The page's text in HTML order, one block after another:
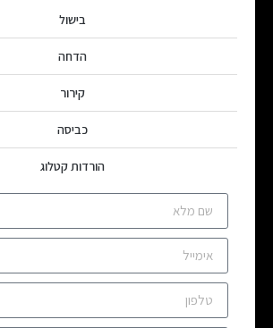
בישול
הדחה
קירור
כביסה
הורדות קטלוג